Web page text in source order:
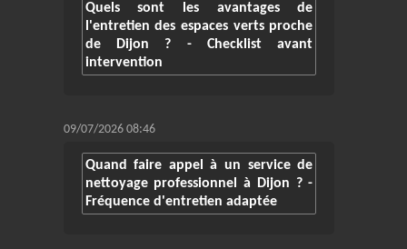
Quels sont les avantages de
l'entretien des espaces verts proche
de Dijon ? - Checklist avant
intervention
09/07/2026 08:46
Quand faire appel à un service de
nettoyage professionnel à Dijon ? -
Fréquence d'entretien adaptée